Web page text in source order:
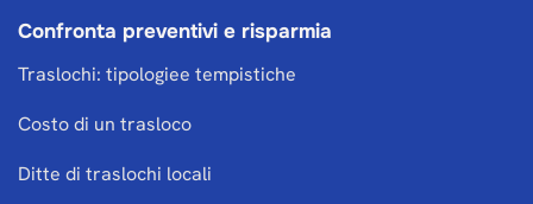
Confronta preventivi e risparmia
Traslochi: tipologiee tempistiche
Costo di un trasloco
Ditte di traslochi locali